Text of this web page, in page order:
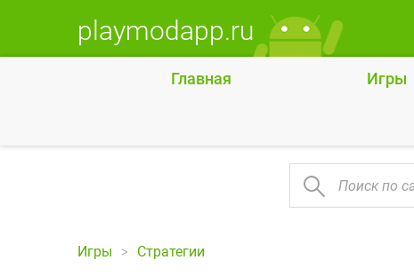
playmodapp.ru
Главная Игры
Игры Стратегии